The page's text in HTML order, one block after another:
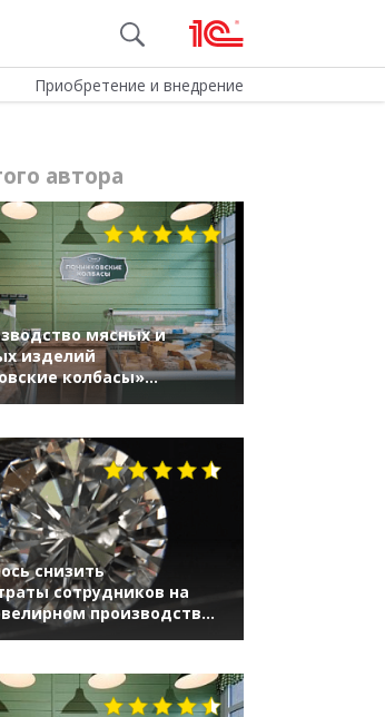
Приобретение и внедрение
автора
мясных и
изделий
колбасы»
к росту
снизить
сотрудников на
производстве
с помощью